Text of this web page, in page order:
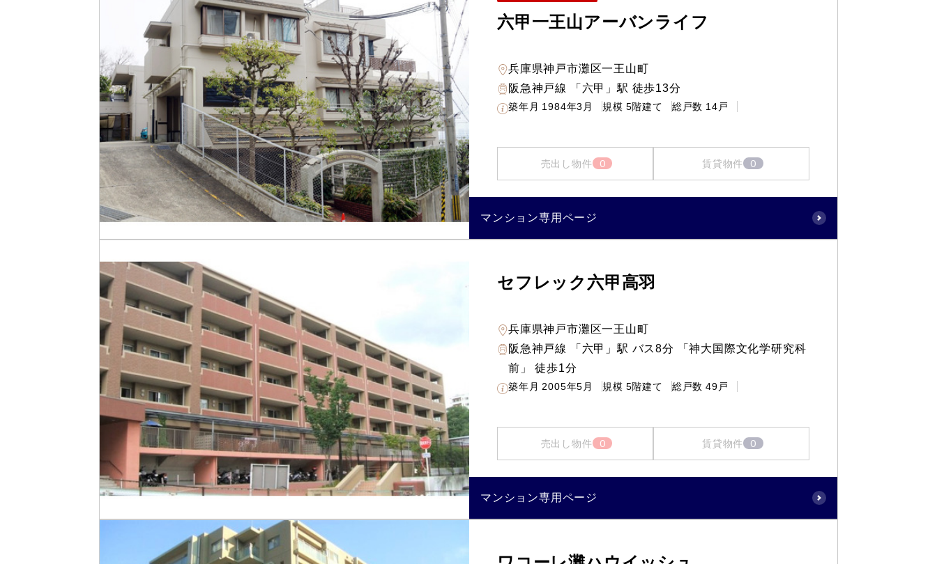
六甲一王山アーバンライフ
兵庫県神戸市灘区一王山町
阪急神戸線 「六甲」駅 徒歩13分
築年月 1984年3月 規模 5階建て 総戸数 14戸
売出し物件 0 賃貸物件 0
マンション専用ページ
セフレック六甲高羽
兵庫県神戸市灘区一王山町
阪急神戸線 「六甲」駅 バス8分 「神大国際文化学研究科
前」 徒歩1分
築年月 2005年5月 規模 5階建て 総戸数 49戸
売出し物件 0 賃貸物件 0
マンション専用ページ